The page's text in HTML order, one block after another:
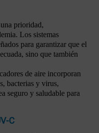
prioridad,
Los sistemas
para garantizar que el
sino que también
de aire incorporan
bacterias y virus,
seguro y saludable para
C